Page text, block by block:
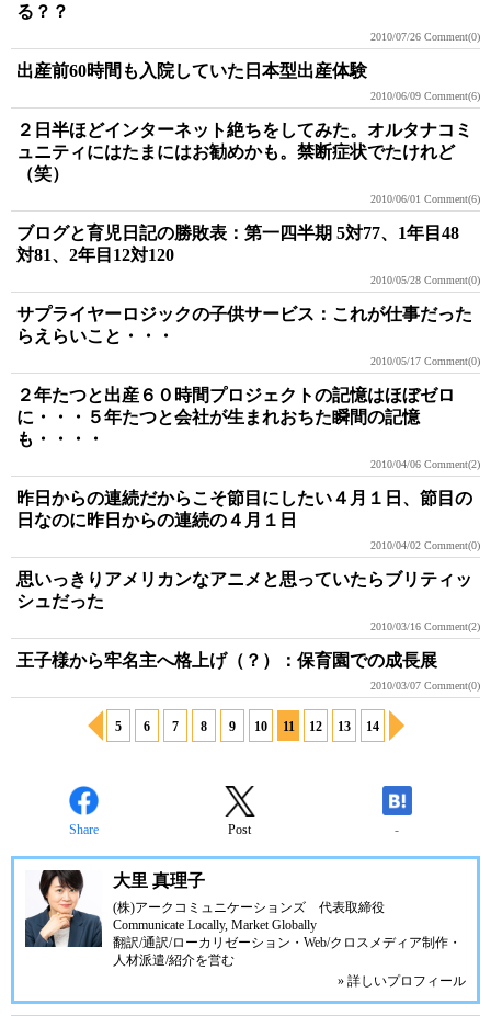
る？？
2010/07/26 Comment(0)
出産前60時間も入院していた日本型出産体験
2010/06/09 Comment(6)
２日半ほどインターネット絶ちをしてみた。オルタナコミ
ュニティにはたまにはお勧めかも。禁断症状でたけれど
（笑）
2010/06/01 Comment(6)
ブログと育児日記の勝敗表：第一四半期 5対77、1年目48
対81、2年目12対120
2010/05/28 Comment(0)
サプライヤーロジックの子供サービス：これが仕事だった
らえらいこと・・・
2010/05/17 Comment(0)
２年たつと出産６０時間プロジェクトの記憶はほぼゼロ
に・・・５年たつと会社が生まれおちた瞬間の記憶
も・・・・
2010/04/06 Comment(2)
昨日からの連続だからこそ節目にしたい４月１日、節目の
日なのに昨日からの連続の４月１日
2010/04/02 Comment(0)
思いっきりアメリカンなアニメと思っていたらブリティッ
シュだった
2010/03/16 Comment(2)
王子様から牢名主へ格上げ（？）：保育園での成長展
2010/03/07 Comment(0)
5 6 7 8 9 10 11 12 13 14
Share Post -
大里 真理子
(株)アークコミュニケーションズ 代表取締役
Communicate Locally, Market Globally
翻訳/通訳/ローカリゼーション・Web/クロスメディア制作・
人材派遣/紹介を営む
» 詳しいプロフィール